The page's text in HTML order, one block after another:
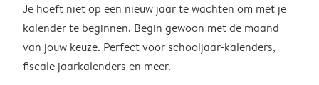
Je hoeft niet op een nieuw jaar te wachten om met je
kalender te beginnen. Begin gewoon met de maand
van jouw keuze. Perfect voor schooljaar-kalenders,
fiscale jaarkalenders en meer.